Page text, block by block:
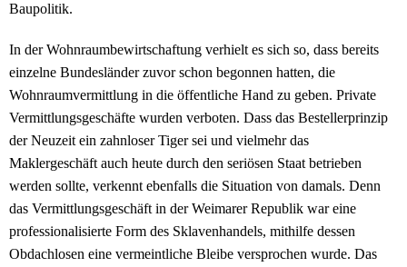
Baupolitik.
In der Wohnraumbewirtschaftung verhielt es sich so, dass bereits
einzelne Bundesländer zuvor schon begonnen hatten, die
Wohnraumvermittlung in die öffentliche Hand zu geben. Private
Vermittlungsgeschäfte wurden verboten. Dass das Bestellerprinzip
der Neuzeit ein zahnloser Tiger sei und vielmehr das
Maklergeschäft auch heute durch den seriösen Staat betrieben
werden sollte, verkennt ebenfalls die Situation von damals. Denn
das Vermittlungsgeschäft in der Weimarer Republik war eine
professionalisierte Form des Sklavenhandels, mithilfe dessen
Obdachlosen eine vermeintliche Bleibe versprochen wurde. Das